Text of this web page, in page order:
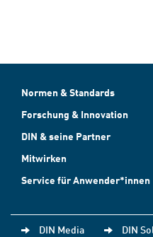
Normen & Standards
Forschung & Innovation
DIN & seine Partner
Mitwirken
Service für Anwender*innen
DIN Media DIN